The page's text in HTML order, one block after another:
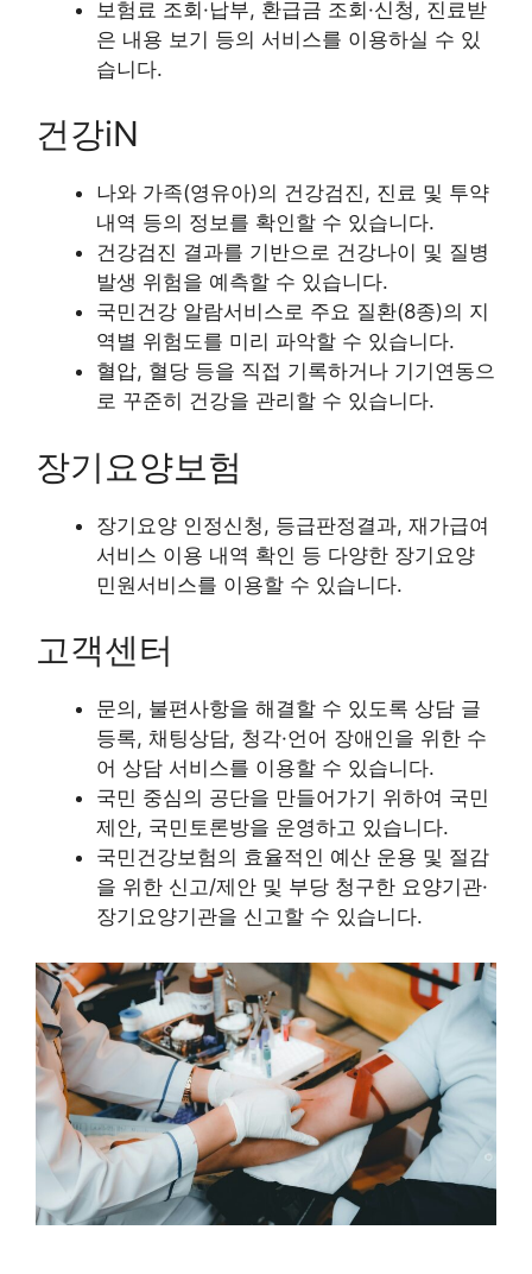
보험료 조회·납부, 환급금 조회·신청, 진료받
은 내용 보기 등의 서비스를 이용하실 수 있
습니다.
건강iN
나와 가족(영유아)의 건강검진, 진료 및 투약
내역 등의 정보를 확인할 수 있습니다.
건강검진 결과를 기반으로 건강나이 및 질병
발생 위험을 예측할 수 있습니다.
국민건강 알람서비스로 주요 질환(8종)의 지
역별 위험도를 미리 파악할 수 있습니다.
혈압, 혈당 등을 직접 기록하거나 기기연동으
로 꾸준히 건강을 관리할 수 있습니다.
장기요양보험
장기요양 인정신청, 등급판정결과, 재가급여
서비스 이용 내역 확인 등 다양한 장기요양
민원서비스를 이용할 수 있습니다.
고객센터
문의, 불편사항을 해결할 수 있도록 상담 글
등록, 채팅상담, 청각·언어 장애인을 위한 수
어 상담 서비스를 이용할 수 있습니다.
국민 중심의 공단을 만들어가기 위하여 국민
제안, 국민토론방을 운영하고 있습니다.
국민건강보험의 효율적인 예산 운용 및 절감
을 위한 신고/제안 및 부당 청구한 요양기관·
장기요양기관을 신고할 수 있습니다.